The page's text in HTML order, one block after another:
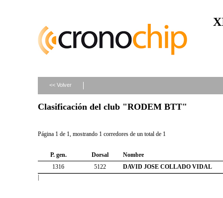
<< Volver
Clasificación del club "RODEM BTT"
Página 1 de 1, mostrando 1 corredores de un total de 1
P. gen. Dorsal
Nombre
1316
5122
DAVID JOSE COLLADO VIDAL
|